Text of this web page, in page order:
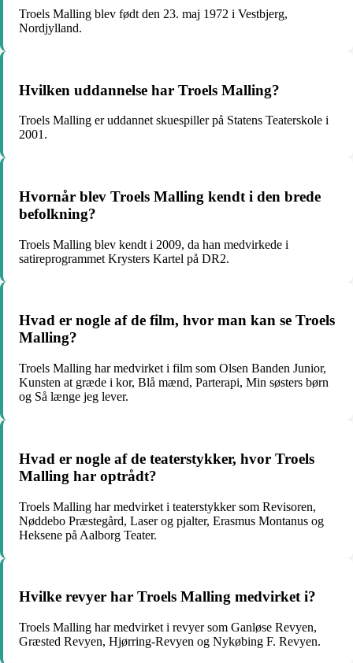
Troels Malling blev født den 23. maj 1972 i Vestbjerg,
Nordjylland.
Hvilken uddannelse har Troels Malling?
Troels Malling er uddannet skuespiller på Statens Teaterskole i
2001.
Hvornår blev Troels Malling kendt i den brede
befolkning?
Troels Malling blev kendt i 2009, da han medvirkede i
satireprogrammet Krysters Kartel på DR2.
Hvad er nogle af de film, hvor man kan se Troels
Malling?
Troels Malling har medvirket i film som Olsen Banden Junior,
Kunsten at græde i kor, Blå mænd, Parterapi, Min søsters børn
og Så længe jeg lever.
Hvad er nogle af de teaterstykker, hvor Troels
Malling har optrådt?
Troels Malling har medvirket i teaterstykker som Revisoren,
Nøddebo Præstegård, Laser og pjalter, Erasmus Montanus og
Heksene på Aalborg Teater.
Hvilke revyer har Troels Malling medvirket i?
Troels Malling har medvirket i revyer som Ganløse Revyen,
Græsted Revyen, Hjørring-Revyen og Nykøbing F. Revyen.